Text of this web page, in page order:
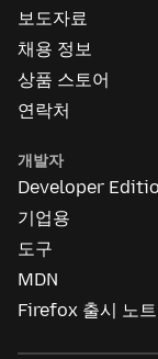
보도자료
채용 정보
상품 스토어
연락처
개발자
Developer
기업용
도구
MDN
Firefox 출시 노트